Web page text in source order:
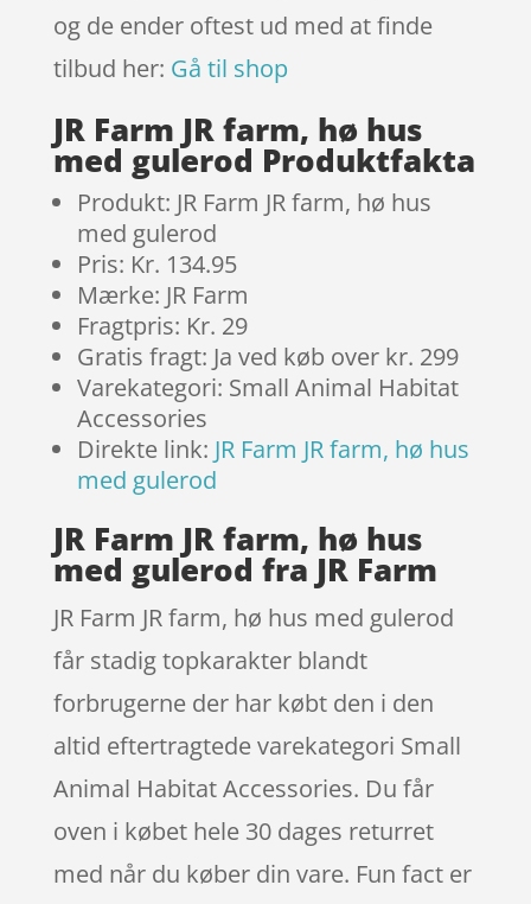
og de ender oftest ud med at finde
tilbud her: Gå til shop
JR Farm JR farm, hø hus
med gulerod Produktfakta
Produkt: JR Farm JR farm, hø hus
med gulerod
Pris: Kr. 134.95
Mærke: JR Farm
Fragtpris: Kr. 29
Gratis fragt: Ja ved køb over kr. 299
Varekategori: Small Animal Habitat
Accessories
Direkte link: JR Farm JR farm, hø hus
med gulerod
JR Farm JR farm, hø hus
med gulerod fra JR Farm
JR Farm JR farm, hø hus med gulerod
får stadig topkarakter blandt
forbrugerne der har købt den i den
altid eftertragtede varekategori Small
Animal Habitat Accessories. Du får
oven i købet hele 30 dages returret
med når du køber din vare. Fun fact er